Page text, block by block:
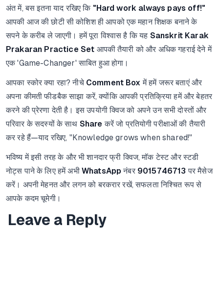
अंत में, बस इतना याद रखिए कि "Hard work always pays off!"
आपकी आज की छोटी सी कोशिश ही आपको एक महान शिक्षक बनाने के
सपने के करीब ले जाएगी। हमें पूरा विश्वास है कि यह Sanskrit Karak
Prakaran Practice Set आपकी तैयारी को और अधिक गहराई देने में
एक 'Game-Changer' साबित हुआ होगा।
आपका स्कोर क्या रहा? नीचे Comment Box में हमें जरूर बताएं और
अपना कीमती फीडबैक साझा करें, क्योंकि आपकी प्रतिक्रिया हमें और बेहतर
करने की प्रेरणा देती है। इस उपयोगी क्विज को अपने उन सभी दोस्तों और
परिवार के सदस्यों के साथ Share करें जो प्रतियोगी परीक्षाओं की तैयारी
कर रहे हैं—याद रखिए, "Knowledge grows when shared!"
भविष्य में इसी तरह के और भी शानदार फ्री क्विज, मॉक टेस्ट और स्टडी
नोट्स पाने के लिए हमें अभी WhatsApp नंबर 9015746713 पर मैसेज
करें। अपनी मेहनत और लगन को बरकरार रखें, सफलता निश्चित रूप से
आपके कदम चूमेगी।
Leave a Reply